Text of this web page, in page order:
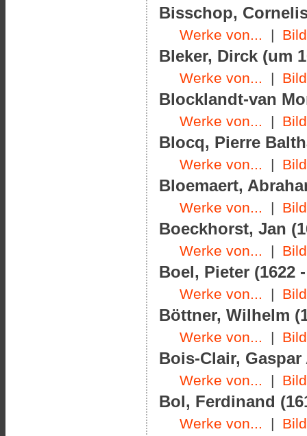
Bisschop,
Werke von... |
Bleker, Dirck (um
Werke von... |
Blocklandt-van
Werke von... |
Blocq, Pierre
Werke von... |
Bloemaert,
Werke von... |
Boeckhorst, Jan
Werke von... |
Boel, Pieter (1622
Werke von... |
Böttner, Wilhelm
Werke von... |
Bois-Clair, Gaspar
Werke von... |
Bol, Ferdinand
Werke von... |